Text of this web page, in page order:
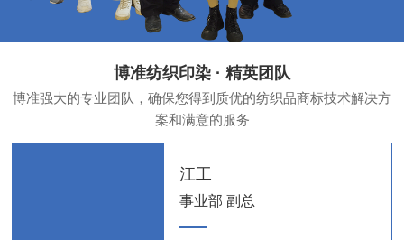
博准纺织印染 · 精英团队
博准强大的专业团队，确保您得到质优的纺织品商标技术解决方
案和满意的服务
江工
事业部 副总